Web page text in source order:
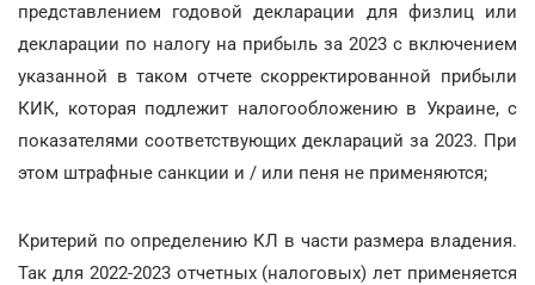
представлением годовой декларации для физлиц или
декларации по налогу на прибыль за 2023 с включением
указанной в таком отчете скорректированной прибыли
КИК, которая подлежит налогообложению в Украине, с
показателями соответствующих деклараций за 2023. При
этом штрафные санкции и / или пеня не применяются;
Критерий по определению КЛ в части размера владения.
Так для 2022-2023 отчетных (налоговых) лет применяется